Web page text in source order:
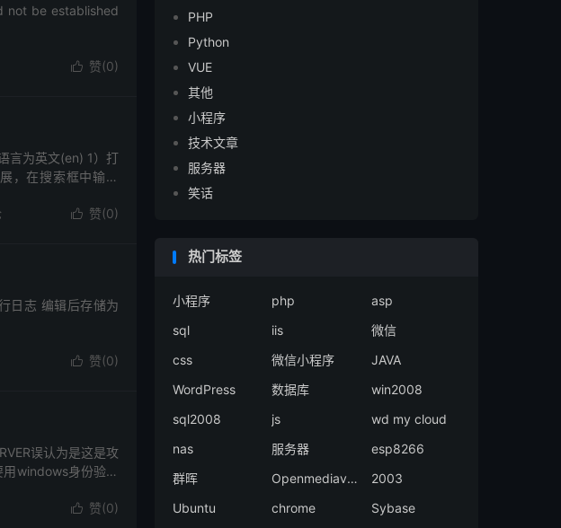
not be established
 赞(0)
言为英文(en) 1）打
，在搜索框中输入
 赞(0)
日志 编辑后存储为
 赞(0)
误认为是这是攻
windows身份验证
 赞(0)
PHP
Python
VUE
其他
小程序
技术文章
服务器
笑话
热门标签
小程序 php
asp
sql
iis
微信
css
微信小程序
JAVA
WordPress
数据库
win2008
sql2008
js
wd my cloud
nas
服务器
esp8266
群晖
Openmediavault
2003
Ubuntu
chrome
Sybase